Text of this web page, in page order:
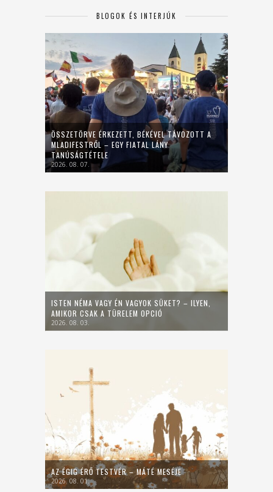
BLOGOK ÉS INTERJÚK
ÖSSZETÖRVE ÉRKEZETT, BÉKÉVEL TÁVOZOTT A
MLADIFESTRŐL – EGY FIATAL LÁNY
TANÚSÁGTÉTELE
2026. 08. 07.
ISTEN NÉMA VAGY ÉN VAGYOK SÜKET? – ILYEN,
AMIKOR CSAK A TÜRELEM OPCIÓ
2026. 08. 03.
AZ ÉGIG ÉRŐ TESTVÉR – MÁTÉ MESÉJE
2026. 08. 01.